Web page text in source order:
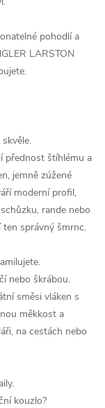
pohodlí a
LARSTON
přednost štíhlému a
jemně zúžené
moderní profil,
rande nebo
ten správný šmrnc.
nebo škrábou.
směsi vláken s
měkkost a
na cestách nebo
kouzlo?